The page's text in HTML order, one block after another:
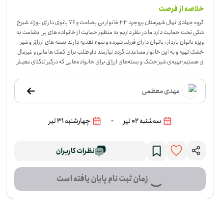
خلاصه از فرصت
گروه جهادی نهال شهرستان بروجرد 33 خانوار بی بضاعت و 76 بانوی دارای نوزاد شیرخ
شکی تحت حمایت دارد ما در نظر داریم به منظور حمایت از خانواده های بی بضاعت به
ویژه بانوان باردار ، بانوان دارای فرزند شیرده و سوء تغذیه دارند بسته های ارزاق و شیر
خشک تهیه و به این خانوار مساعدت گردد نیازمند داوطلب برای کمک ها مالی و غیرمال
ی هستیم-تهیه‌ی شیر خشک و بسته‌های ارزاق برای خانواده‌هایی که درگیر تنگنای معیش
ان دارای نوزاد شیرده و خانواده‌هایی در نظر گرفته شده که با مسئله‌ی سوءتغذیه روبه‌ر
و هستند. گروه جهادی نهال در بروجردِ لرستان این فرصت را برای کمک به تأمین اقلام ض
روری این خانوارها شکل داده است. اگر برای حمایت از خانواده‌های کم‌برخوردار، به‌ویژه
مایلید در تهیه‌ی شیر خشک و بسته‌های ارزاق سهیم باشید، به این فرصت بپیوندید.
مهدی معظمی
سه‌شنبه 02 تیر - چهارشنبه 31 تیر
نظرات کاربران
زمان ثبت نام پایان یافته است